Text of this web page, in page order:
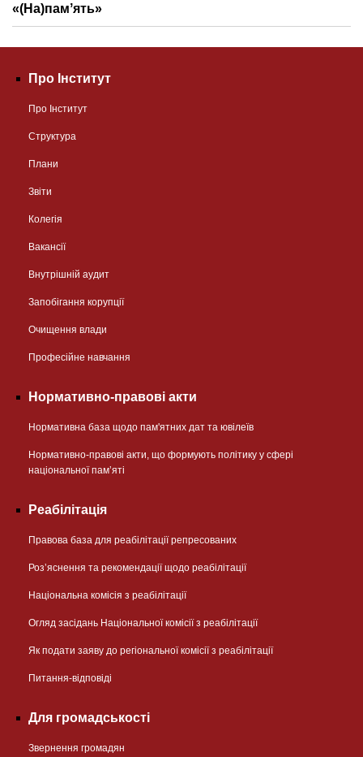
«(На)памʼять»
Про Інститут
Про Інститут
Структура
Плани
Звіти
Колегія
Вакансії
Внутрішній аудит
Запобігання корупції
Очищення влади
Професійне навчання
Нормативно-правові акти
Нормативна база щодо пам'ятних дат та ювілеїв
Нормативно-правові акти, що формують політику у сфері
національної памʼяті
Реабілітація
Правова база для реабілітації репресованих
Розʼяснення та рекомендації щодо реабілітації
Національна комісія з реабілітації
Огляд засідань Національної комісії з реабілітації
Як подати заяву до регіональної комісії з реабілітації
Питання-відповіді
Для громадськості
Звернення громадян